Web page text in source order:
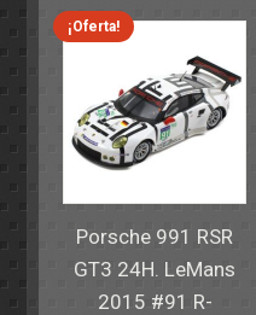
82,40€.59,95€.
¡Oferta!
Porsche 991 RSR
GT3 24H. LeMans
2015 #91 R-